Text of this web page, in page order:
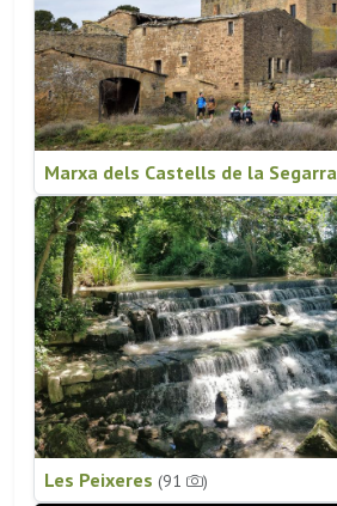
Marxa dels Castells de la Segarra
Les Peixeres (91 )